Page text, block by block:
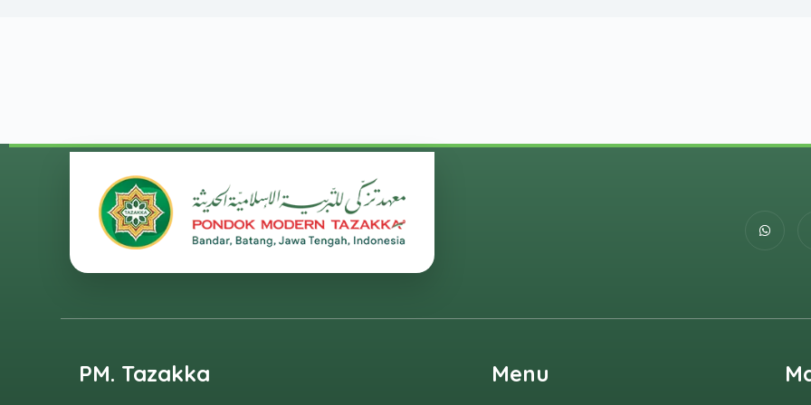
PM. Tazakka Menu